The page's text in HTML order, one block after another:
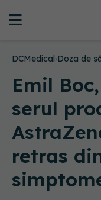
DCMedical›Doza de
Emil
serul
retras